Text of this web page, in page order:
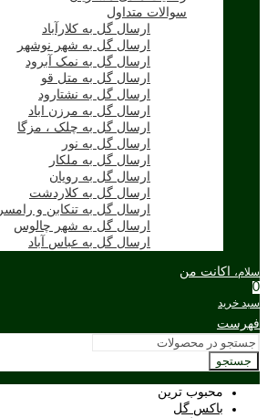
سوالات متداول
ارسال گل به کلارآباد
ارسال گل به شهر نوشهر
ارسال گل به نمک آبرود
ارسال گل به متل قو
ارسال گل به نشتارود
ارسال گل به مرزن اباد
ارسال گل به چلک ، مزگا
ارسال گل به نور
ارسال گل به ملکار
ارسال گل به رویان
ارسال گل به کلاردشت
ارسال گل به تنکابن و رامسر
ارسال گل به شهر چالوس
ارسال گل به عباس آباد
سلام،
اکانت من
0
سبد خرید
فهرست
جستجو
محبوب ترین
باکس گل